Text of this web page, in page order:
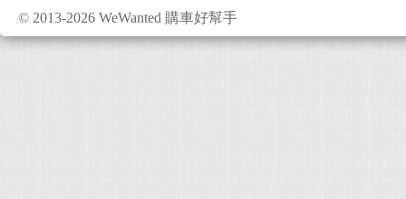
© 2013-2026 WeWanted 購車好幫手